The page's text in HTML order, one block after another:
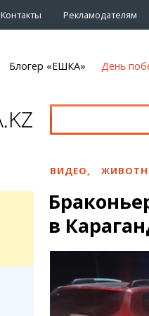
Контакты Рекламодателям
Афиша
Театры
Спорт
Выставки
Цирк и зоопарк
Карты
Блогер «ЕШКА» День
ВИДЕО,
в